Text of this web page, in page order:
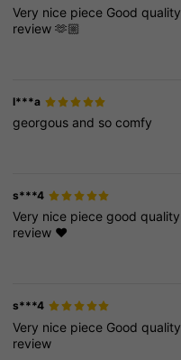
Very nice piece Goodquality
review🫶🏼
I***a
georgous and socomfy
s***4
Very nice piecegoodquality
review ❤️
s***4
Very nice piece Goodquality
review